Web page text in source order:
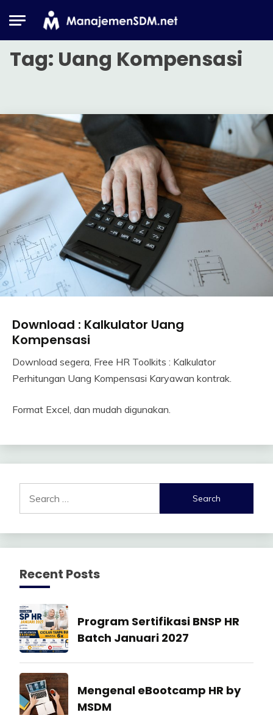
Tag: Uang Kompensasi
Industrial
Relation
Download : Kalkulator Uang
Kompensasi
20
September
Himawan
Download segera, Free HR Toolkits : Kalkulator
Perhitungan Uang Kompensasi Karyawan kontrak.
Format Excel, dan mudah digunakan.
for:
Recent Posts
Manajemen
SDM
Program Sertifikasi BNSP HR
Batch Januari 2027
27
2026
Industrial
Relation
Mengenal eBootcamp HR by
MSDM